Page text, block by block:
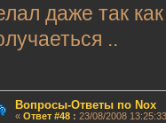
даже так
..
Вопросы-Ответы по Nox
« Ответ #48: 23/08/2008